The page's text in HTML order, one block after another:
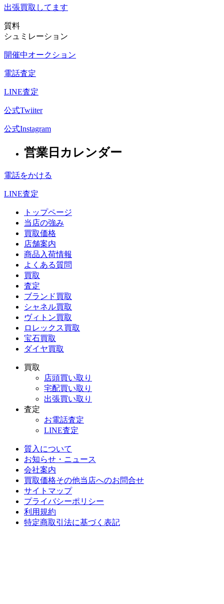
出張買取 してます
質料
シュミレーション
開催中オークション
電話査定
LINE査定
公式Twiiter
公式Instagram
営業日カレンダー
電話をかける
LINE査定
トップページ
当店の強み
買取価格
店舗案内
商品入荷情報
よくある質問
買取
査定
ブランド買取
シャネル買取
ヴィトン買取
ロレックス買取
宝石買取
ダイヤ買取
買取
店頭買い取り
宅配買い取り
出張買い取り
査定
お電話査定
LINE査定
質入について
お知らせ・ニュース
会社案内
買取価格その他当店へのお問合せ
サイトマップ
プライバシーポリシー
利用規約
特定商取引法に基づく表記